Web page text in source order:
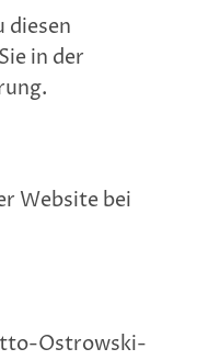
diesen
in der
Website bei
Ostrowski-